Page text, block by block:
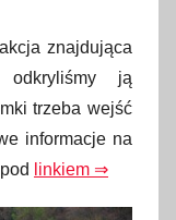
znajdująca
ją
trzeba wejść
informacje na
linkiem ⇒